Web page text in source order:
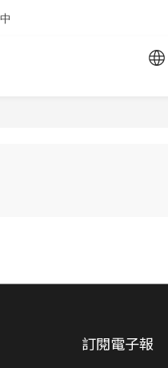
訂閱電子報